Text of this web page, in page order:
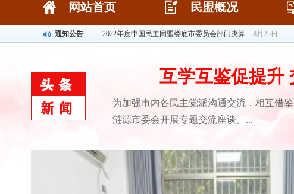
网站首页 民盟概况
通知公告
2022年度中国民主同盟娄底市委员会部门决算
民盟娄底市委会关于开展“矢志不渝跟党走、携手奋进新时代
民盟中央关于学习贯彻中共十九届六中全会精神的决定 11
关于举办“民盟娄底市委庆祝中国共产党成立100周年、中国
关于举办“民盟娄底市委庆祝中国共产党成立100周年、中国
关于开展庆祝中国共产党成立100周年、 中国民主同盟成立80
2022年度中国民主同盟娄底市委员会部门决算 8月25日
互学互鉴促提升
为加强市内各民主党派沟通交流，相互借
涟源市委会开展专题交流座谈。...
7月19日，民盟娄星区第六次代表大会召开